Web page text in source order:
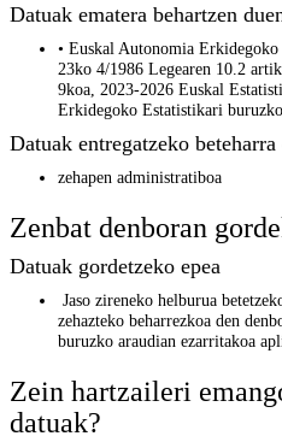
Datuak ematera behartzen
• Euskal Autonomia
23ko 4/1986 Legearen 10.2
9koa, 2023-2026 Euskal
Erkidegoko Estatistikari
Datuak entregatzeko
zehapen administratiboa
Zenbat denboran
Datuak gordetzeko epea
Jaso zireneko helburua
zehazteko beharrezkoa den
buruzko araudian ezarritakoa
Zein hartzaileri
datuak?